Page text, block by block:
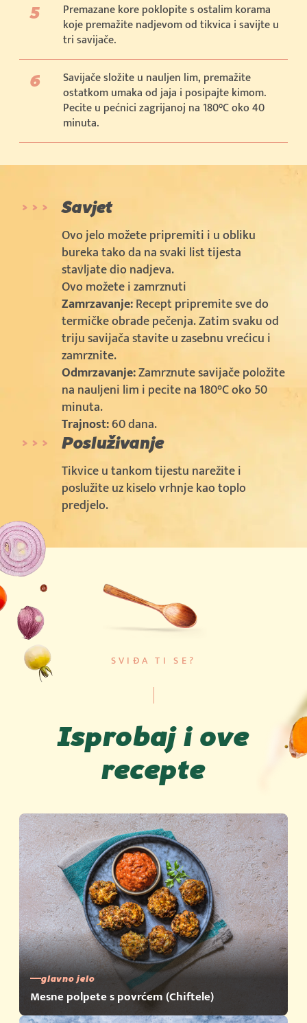
Premazane kore poklopite s ostalim korama
koje premažite nadjevom od tikvica i savijte u
tri savijače.
Savijače složite u nauljen lim, premažite
ostatkom umaka od jaja i posipajte kimom.
Pecite u pećnici zagrijanoj na 180°C oko 40
minuta.
Savjet
Ovo jelo možete pripremiti i u obliku
bureka tako da na svaki list tijesta
stavljate dio nadjeva.
Ovo možete i zamrznuti
Zamrzavanje:Recept pripremite sve do
termičke obrade pečenja. Zatim svaku od
triju savijača stavite u zasebnu vrećicu i
zamrznite.
Odmrzavanje:Zamrznute savijače položite
na nauljeni lim i pecite na 180°C oko 50
minuta.
Trajnost:60 dana.
Posluživanje
Tikvice u tankom tijestu narežite i
poslužite uz kiselo vrhnje kao toplo
predjelo.
SVIĐA TI SE?
Isprobaj i ove
recepte
glavno jelo
Mesne polpete s povrćem (Chiftele)